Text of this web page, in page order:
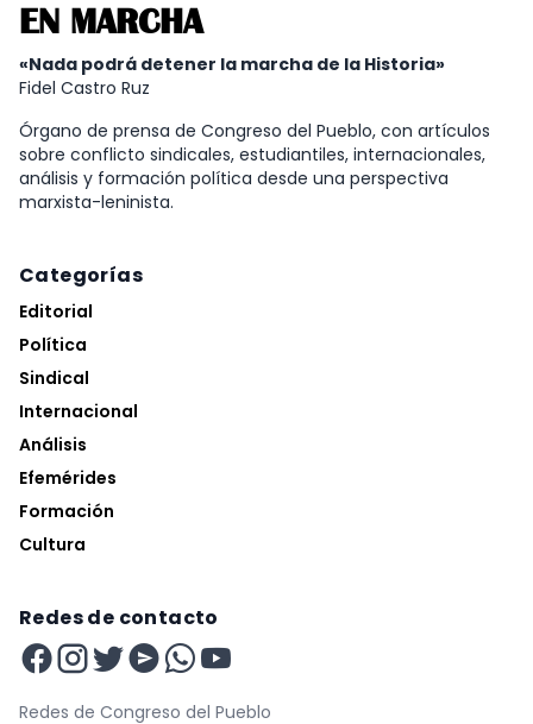
EN MARCHA
«Nada podrá detener la marcha de la Historia»
Fidel Castro Ruz
Órgano de prensa de Congreso del Pueblo, con artículos
sobre conflicto sindicales, estudiantiles, internacionales,
análisis y formación política desde una perspectiva
marxista-leninista.
Categorías
Editorial
Política
Sindical
Internacional
Análisis
Efemérides
Formación
Cultura
Redes de contacto
Redes de Congreso del Pueblo